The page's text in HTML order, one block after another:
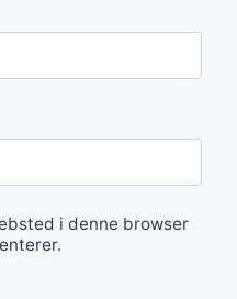
i denne browser